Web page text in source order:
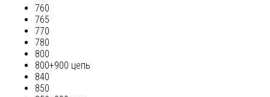
760
765
770
780
800
800+900 цепь
840
850